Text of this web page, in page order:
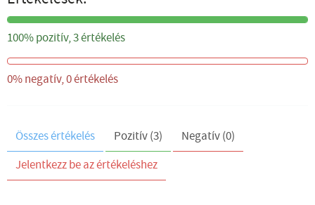
100%
100% pozitív, 3 értékelés
0%
0% negatív, 0 értékelés
Összes értékelés Pozitív (3)
Negatív (0)
Jelentkezz be az értékeléshez